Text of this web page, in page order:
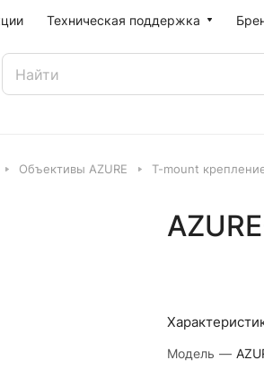
Техническая поддержка
Объективы AZURE T-mount
Модель —